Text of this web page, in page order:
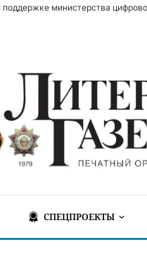
министерства
СПЕЦПРОЕКТЫ